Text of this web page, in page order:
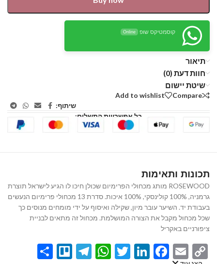
קוסמטיקס שופ Online
תיאור
חוות דעת (0)
שיטת יישום
Compare
Add to wishlist
שיתוף:
כל אפשרויות התשלום:
תכונות ותאימות
ROSEWOOD מותג מכחולי הפרימיום שכולן חיכו לו הגיע לישראל תוצרת
גרמניה, 100% קולינסקי, 100% איכות. סדרת 13 מכחולי פרימיום הנעשים
בעבודת יד. השיער עובר מיון, שקילה ואיסוף על ידי מומחים מנוסים כך
שכל מכחול מקבל את הצורה המושלמת. מכחול זה מתאים לבניית
ציפורניים באקריל
Copy
Email
Facebook
LinkedIn
Twitter
WhatsApp
Telegram
Trello